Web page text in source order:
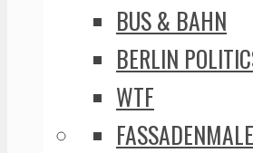
BUS & BAHN
BERLIN
WTF